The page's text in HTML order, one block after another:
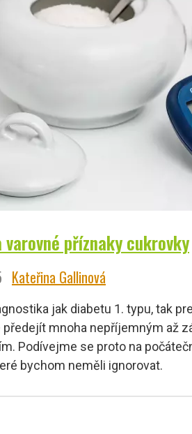
varovné příznaky cukrovky
Kateřina Gallinová
jak diabetu 1. typu, tak
mnoha nepříjemným až
Podívejme se proto na
bychom neměli ignorovat.